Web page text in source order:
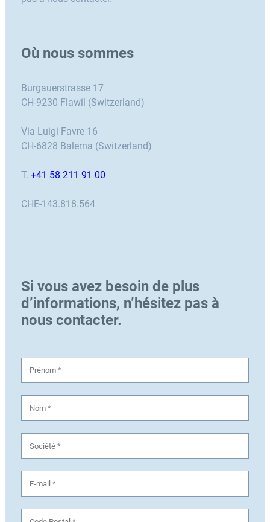
Où nous sommes
Burgauerstrasse 17
CH-9230 Flawil (Switzerland)
Via Luigi Favre 16
CH-6828 Balerna (Switzerland)
T. +41 58 211 91 00
CHE-143.818.564
Si vous avez besoin de plus
d’informations, n’hésitez pas à
nous contacter.